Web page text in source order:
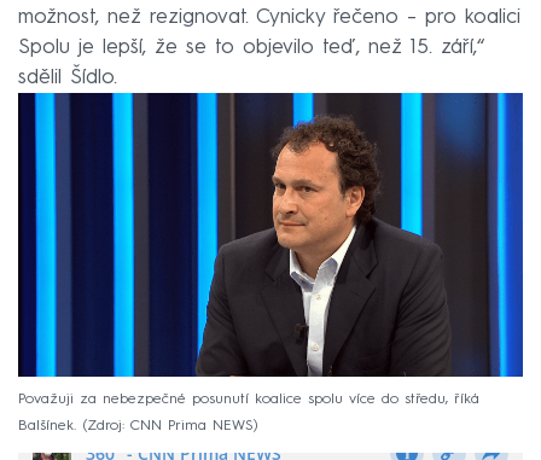
možnost, než rezignovat. Cynicky řečeno –⁠ pro koalici
Spolu je lepší, že se to objevilo teď, než 15. září,“
sdělil Šídlo.
Považuji za nebezpečné posunutí koalice spolu více do středu, říká
Balšínek.
Zdroj: CNN Prima NEWS